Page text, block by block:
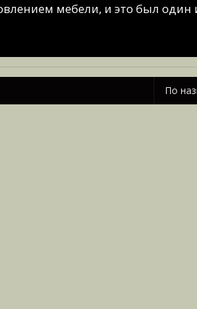
мебели, и это был один
По